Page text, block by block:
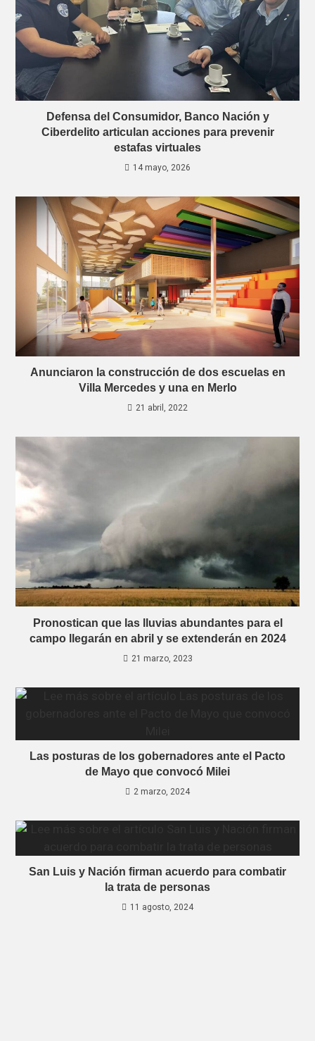
Defensa del Consumidor, Banco Nación y
Ciberdelito articulan acciones para prevenir
estafas virtuales
14 mayo, 2026
Anunciaron la construcción de dos escuelas en
Villa Mercedes y una en Merlo
21 abril, 2022
Pronostican que las lluvias abundantes para el
campo llegarán en abril y se extenderán en 2024
21 marzo, 2023
Las posturas de los gobernadores ante el Pacto
de Mayo que convocó Milei
2 marzo, 2024
San Luis y Nación firman acuerdo para combatir
la trata de personas
11 agosto, 2024